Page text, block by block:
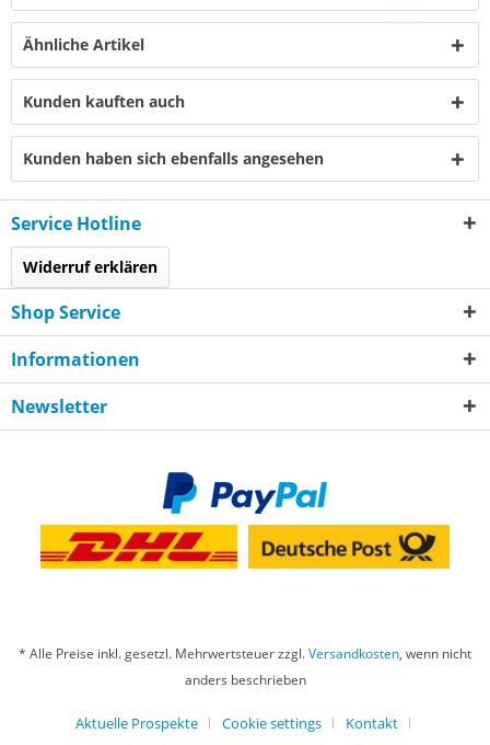
Ähnliche Artikel
Kunden kauften auch
Kunden haben sich ebenfalls angesehen
Service Hotline
Widerruf erklären
Shop Service
Informationen
Newsletter
* Alle Preise inkl. gesetzl. Mehrwertsteuer zzgl.Versandkosten, wenn nicht
anders beschrieben
Aktuelle Prospekte Cookie settings Kontakt